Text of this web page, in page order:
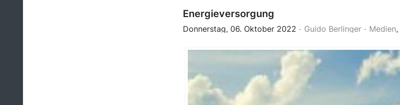
Energieversorgung
Donnerstag, 06. Oktober 2022 Guido Berlinger Medien